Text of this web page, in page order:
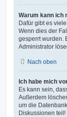
Warum kann ich
Dafür gibt es
Wenn dies der
gesperrt wurden.
Administrator
Nach oben
Ich habe mich
Es kann sein,
Außerdem
um die
Diskussionen teil!